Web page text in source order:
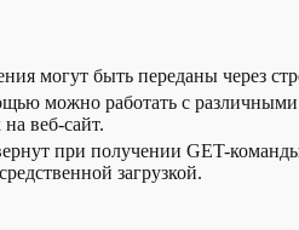
могут быть переданы через
можно работать с
веб-сайт.
при получении GET-
загрузкой.